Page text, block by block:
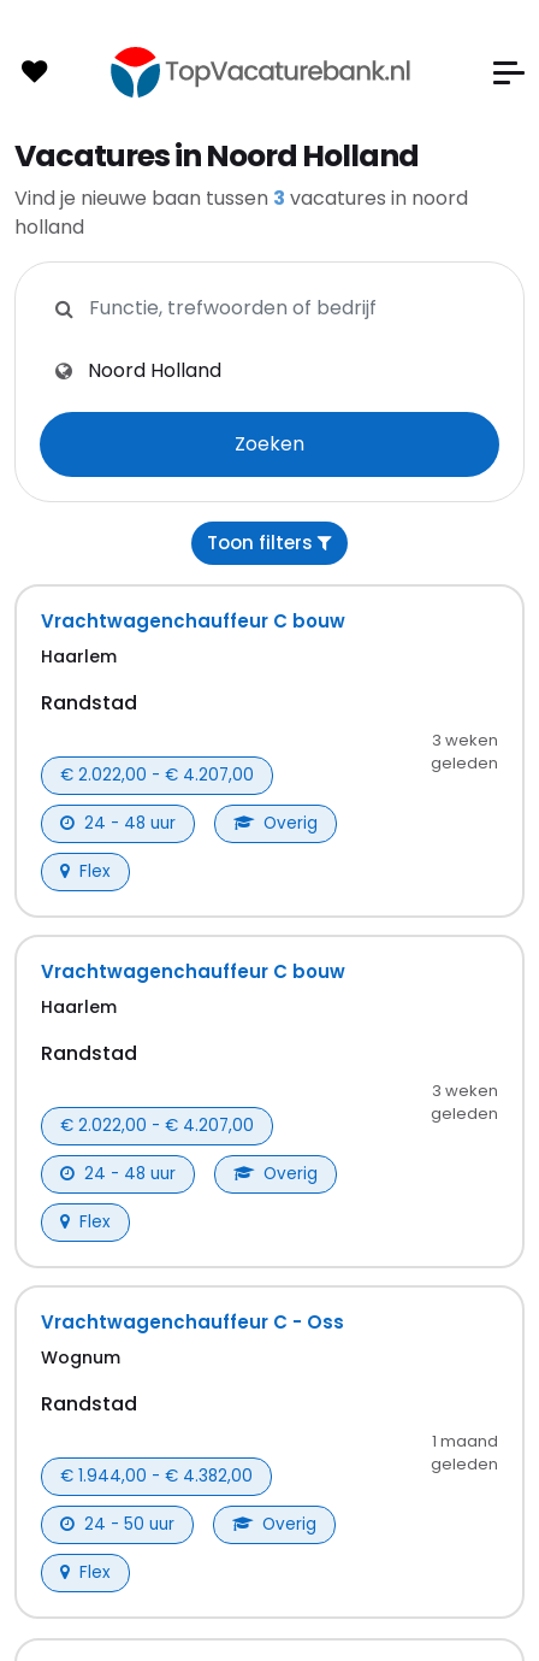
Vacatures in Noord Holland
Vind je nieuwe baan tussen 3 vacatures in noord
holland
Zoeken op functie, trefwoorden of bedrijf
Zoeken op plaats, provincie of postcode
Zoeken
Toon filters
Vrachtwagenchauffeur C bouw
Haarlem
Randstad
€ 2.022,00 - € 4.207,00
24 - 48 uur Overig
Flex
3 weken
geleden
Vrachtwagenchauffeur C bouw
Haarlem
Randstad
€ 2.022,00 - € 4.207,00
24 - 48 uur Overig
Flex
3 weken
geleden
Vrachtwagenchauffeur C - Oss
Wognum
Randstad
€ 1.944,00 - € 4.382,00
24 - 50 uur Overig
Flex
1 maand
geleden